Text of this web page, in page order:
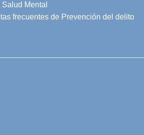
Salud Mental
frecuentes de Prevención del delito